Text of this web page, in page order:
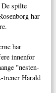
De spilte
har
har
innenfor
"nesten-
Harald